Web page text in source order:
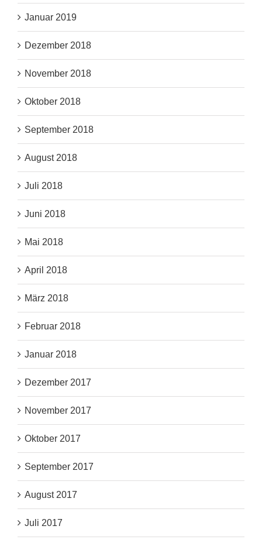
Januar 2019
Dezember 2018
November 2018
Oktober 2018
September 2018
August 2018
Juli 2018
Juni 2018
Mai 2018
April 2018
März 2018
Februar 2018
Januar 2018
Dezember 2017
November 2017
Oktober 2017
September 2017
August 2017
Juli 2017